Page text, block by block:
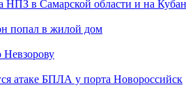
НПЗ в Самарской области и на
попал в жилой дом
Невзорову
атаке БПЛА у порта Новороссийск